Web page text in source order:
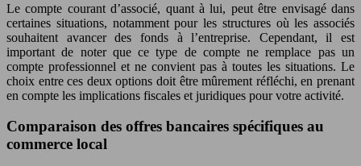
Le compte courant d’associé, quant à lui, peut être envisagé dans
certaines situations, notamment pour les structures où les associés
souhaitent avancer des fonds à l’entreprise. Cependant, il est
important de noter que ce type de compte ne remplace pas un
compte professionnel et ne convient pas à toutes les situations. Le
choix entre ces deux options doit être mûrement réfléchi, en prenant
en compte les implications fiscales et juridiques pour votre activité.
Comparaison des offres bancaires spécifiques au
commerce local